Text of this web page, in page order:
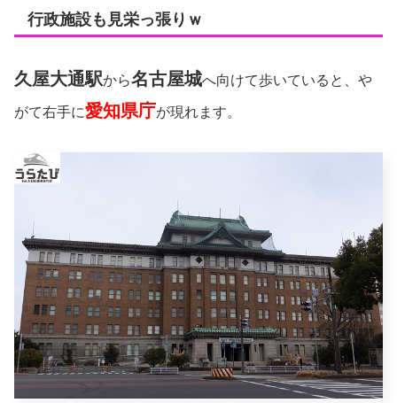
行政施設も見栄っ張りｗ
久屋大通駅から名古屋城へ向けて歩いていると、や
がて右手に愛知県庁が現れます。